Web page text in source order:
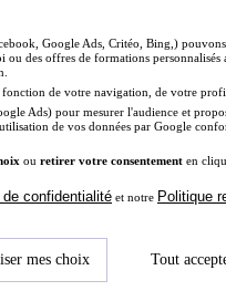
les plus
Google Ads, Critéo, Bing,)
ou des offres de formations
fonction de votre navigation, de votre
Ads) pour mesurer l'audience et
de vos données par Google
ou retirer votre consentement en
de confidentialité et notre Politique
mes choix Tout